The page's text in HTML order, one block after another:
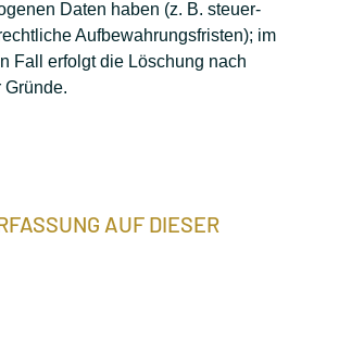
Daten haben (z. B. steuer-
Aufbewahrungsfristen); im
Fall erfolgt die Löschung nach
Gründe.
AUF DIESER